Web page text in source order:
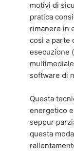
motivi di
pratica
rimanere in
così a parte
esecuzione
software di
Questa
energetico
seppur
questa